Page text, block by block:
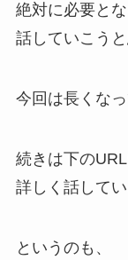
絶対に必要と
話していこう
今回は長くな
続きは下の
詳しく話して
というのも、